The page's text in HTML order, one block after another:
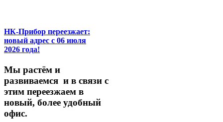
НК-Прибор переезжает:
новый адрес с 06 июля
2026 года!
Мы растём и
развиваемся и в связи с
этим переезжаем в
новый, более удобный
офис.